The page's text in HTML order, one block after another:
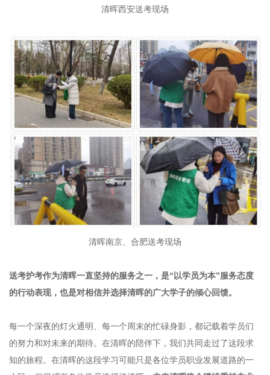
清晖西安送考现场
清晖南京、合肥送考现场
送考护考作为清晖一直坚持的服务之一，是“以学员为本”服务态度
的行动表现，也是对相信并选择清晖的广大学子的倾心回馈。
每一个深夜的灯火通明、每一个周末的忙碌身影，都记载着学员们
的努力和对未来的期待。在清晖的陪伴下，我们共同走过了这段求
知的旅程。在清晖的这段学习可能只是各位学员职业发展道路的一